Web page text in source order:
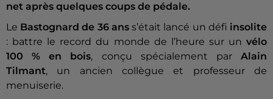
net après quelques coups de pédale.
Le Bastognard de 36 anss’était lancé un défi insolite
: battre le record du monde de l’heure sur un vélo
100 % en bois, conçu spécialement parAlain
Tilmant, un ancien collègue et professeur de
menuiserie.